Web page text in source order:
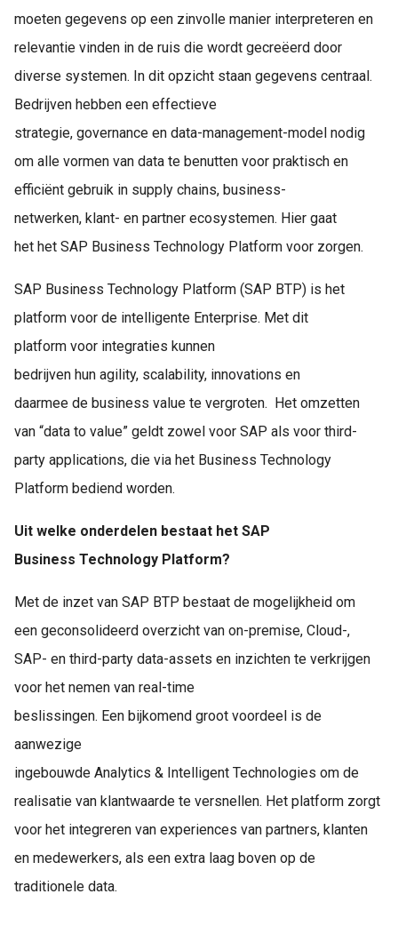
moeten gegevens op een zinvolle manier interpreteren en
relevantie vinden in de ruis die wordt gecreëerd door
diverse systemen. In dit opzicht staan gegevens centraal.
Bedrijven hebben een effectieve
strategie, governance en data-management-model nodig
om alle vormen van data te benutten voor praktisch en
efficiënt gebruik in supply chains, business-
netwerken, klant- en partner ecosystemen. Hier gaat
het het SAP Business Technology Platform voor zorgen.
SAP Business Technology Platform (SAP BTP) is het
platform voor de intelligente Enterprise. Met dit
platform voor integraties kunnen
bedrijven hun agility, scalability, innovations en
daarmee de business value te vergroten. Het omzetten
van “data to value” geldt zowel voor SAP als voor third-
party applications, die via het Business Technology
Platform bediend worden.
Uit welke onderdelen bestaat het SAP
Business Technology Platform?
Met de inzet van SAP BTP bestaat de mogelijkheid om
een geconsolideerd overzicht van on-premise, Cloud-,
SAP- en third-party data-assets en inzichten te verkrijgen
voor het nemen van real-time
beslissingen. Een bijkomend groot voordeel is de
aanwezige
ingebouwde Analytics & Intelligent Technologies om de
realisatie van klantwaarde te versnellen. Het platform zorgt
voor het integreren van experiences van partners, klanten
en medewerkers, als een extra laag boven op de
traditionele data.